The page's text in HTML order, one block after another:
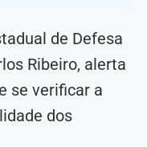
de Defesa
Ribeiro, alerta
se verificar a
dos